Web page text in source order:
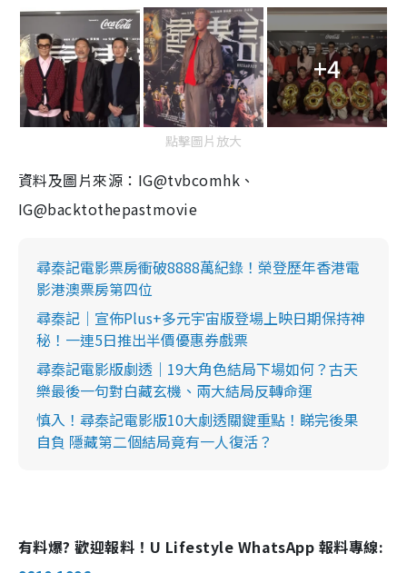
+4
點擊圖片放大
資料及圖片來源：IG@tvbcomhk、
IG@backtothepastmovie
尋秦記電影票房衝破8888萬紀錄！榮登歷年香港電
影港澳票房第四位
尋秦記｜宣佈Plus+多元宇宙版登場上映日期保持神
秘！一連5日推出半價優惠券戲票
尋秦記電影版劇透｜19大角色結局下場如何？古天
樂最後一句對白藏玄機、兩大結局反轉命運
慎入！尋秦記電影版10大劇透關鍵重點！睇完後果
自負 隱藏第二個結局竟有一人復活？
有料爆? 歡迎報料！U Lifestyle WhatsApp 報料專線: